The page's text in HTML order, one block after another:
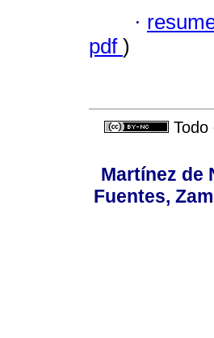
·
pdf )
Martínez de
Fuentes,